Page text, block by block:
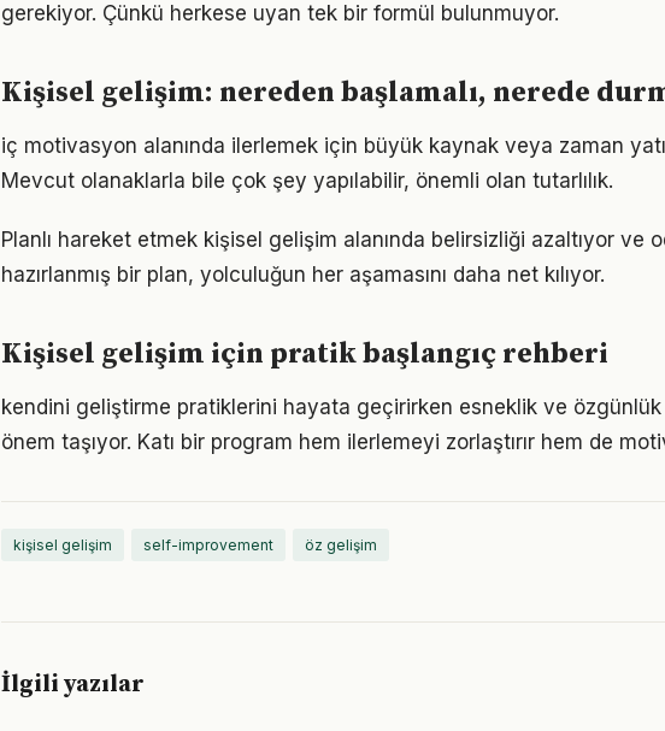
gerekiyor. Çünkü herkese uyan tek bir formül bulunmuyor.
Kişisel gelişim: nereden başlamalı, nerede
iç motivasyon alanında ilerlemek için büyük kaynak veya zaman
Mevcut olanaklarla bile çok şey yapılabilir, önemli olan tutarlılık.
Planlı hareket etmek kişisel gelişim alanında belirsizliği azaltıyor ve
hazırlanmış bir plan, yolculuğun her aşamasını daha net kılıyor.
Kişisel gelişim için pratik başlangıç rehberi
kendini geliştirme pratiklerini hayata geçirirken esneklik ve
önem taşıyor. Katı bir program hem ilerlemeyi zorlaştırır hem de
kişisel gelişim self-improvement öz gelişim
İlgili yazılar